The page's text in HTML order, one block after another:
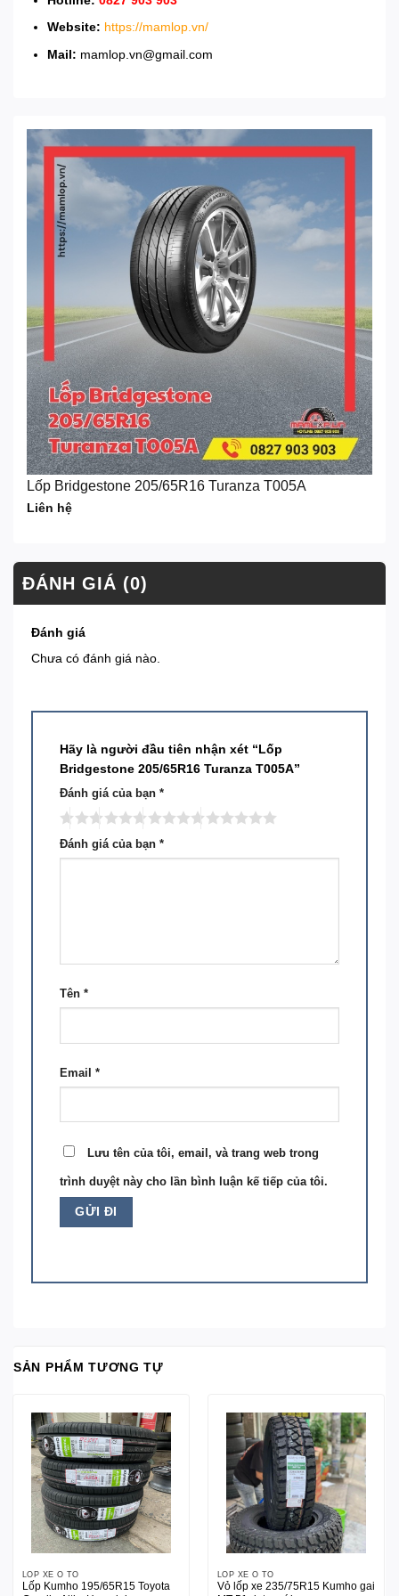
Website: https://mamlop.vn/
Mail: mamlop.vn@gmail.com
Lốp Bridgestone 205/65R16 Turanza T005A
Liên hệ
ĐÁNH GIÁ (0)
Đánh giá
Chưa có đánh giá nào.
Hãy là người đầu tiên nhận xét “Lốp
Bridgestone 205/65R16 Turanza T005A”
Đánh giá của bạn *
Đánh giá của bạn *
Tên *
Email *
Lưu tên của tôi, email, và trang web trong
trình duyệt này cho lần bình luận kế tiếp của tôi.
SẢN PHẨM TƯƠNG TỰ
LỐP XE Ô TÔ
Lốp Kumho 195/65R15 Toyota
LỐP XE Ô TÔ
Vỏ lốp xe 235/75R15 Kumho gai